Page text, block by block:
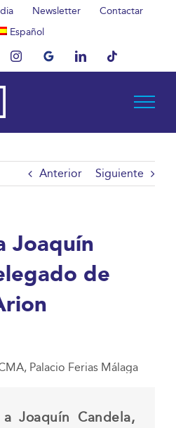
Newsletter
Contactar
Español
InstagramMyBusinessLinkedInTiktok
Anterior Siguiente
Joaquín
de
a Joaquín Candela,